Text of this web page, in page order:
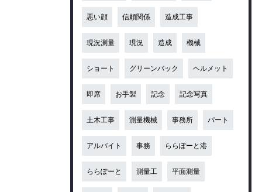
悪い顔 信頼関係 造成工事
現況測量 現況 造成 機械
ショート グリーンバック ヘルメット
即席 お手製 記念 記念写真
土木工事 測量機械 事務所 パート
アルバイト 事務 ららぽーと港
ららぽーと 測量工 平面測量